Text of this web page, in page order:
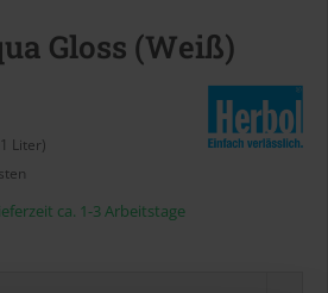
Gloss (Weiß)
Liter)
ca. 1-3 Arbeitstage